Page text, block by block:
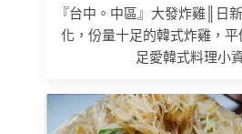
『台中。中區』大發炸雞║日
化，份量十足的韓式炸雞，
足愛韓式料理小